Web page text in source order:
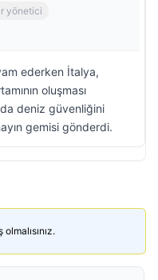
yönetici
ederken İtalya,
oluşması
deniz güvenliğini
gemisi gönderdi.